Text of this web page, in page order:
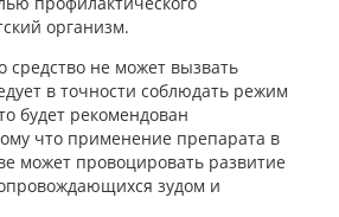
организм.
средство не может вызвать
в точности соблюдать режим
будет рекомендован
что применение препарата в
может провоцировать развитие
зудом и